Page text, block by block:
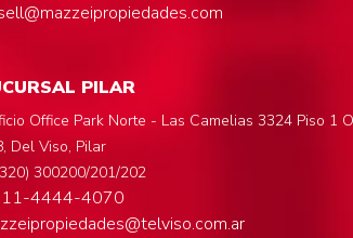
PILAR
Office Park Norte - Las Camelias 3324 Piso 1
Del Viso, Pilar
300200/201/202
11-4444-4070